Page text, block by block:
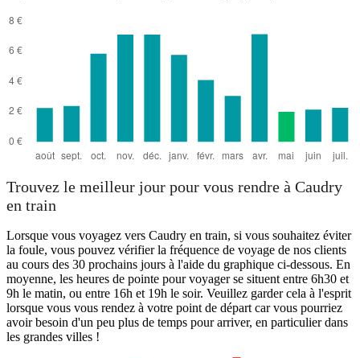
Trouvez le meilleur jour pour vous rendre à Caudry
en train
Lorsque vous voyagez vers Caudry en train, si vous souhaitez éviter
la foule, vous pouvez vérifier la fréquence de voyage de nos clients
au cours des 30 prochains jours à l'aide du graphique ci-dessous. En
moyenne, les heures de pointe pour voyager se situent entre 6h30 et
9h le matin, ou entre 16h et 19h le soir. Veuillez garder cela à l'esprit
lorsque vous vous rendez à votre point de départ car vous pourriez
avoir besoin d'un peu plus de temps pour arriver, en particulier dans
les grandes villes !